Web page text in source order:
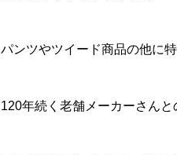
パンツやツイード商品の他に
120年続く老舗メーカーさんと